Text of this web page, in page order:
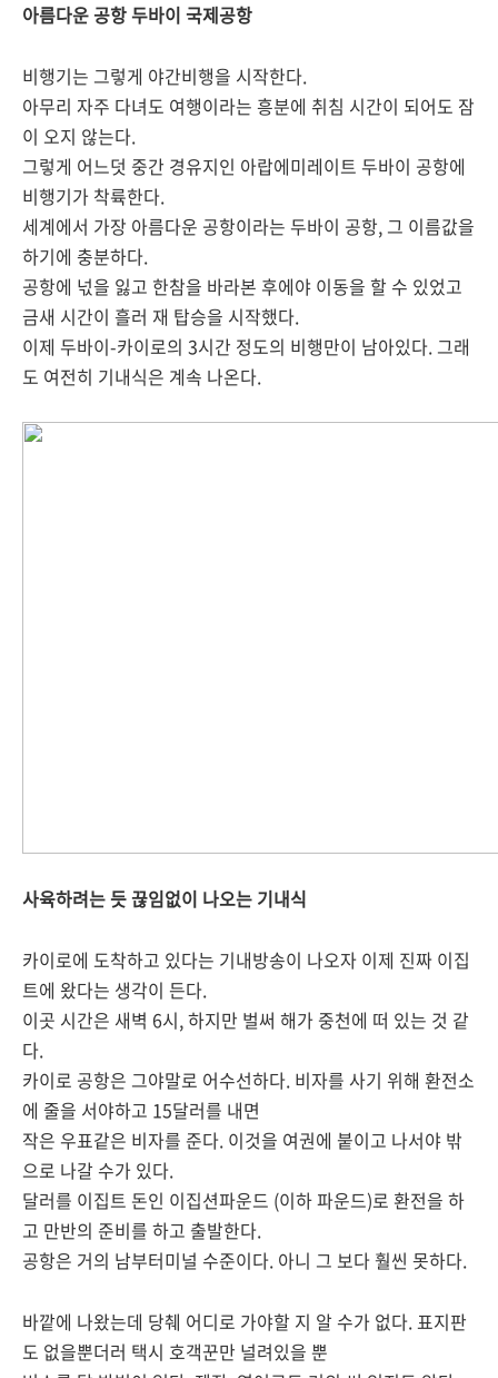
아름다운 공항 두바이 국제공항
비행기는 그렇게 야간비행을 시작한다.
아무리 자주 다녀도 여행이라는 흥분에 취침 시간이 되어도 잠
이 오지 않는다.
그렇게 어느덧 중간 경유지인 아랍에미레이트 두바이 공항에
비행기가 착륙한다.
세계에서 가장 아름다운 공항이라는 두바이 공항, 그 이름값을
하기에 충분하다.
공항에 넋을 잃고 한참을 바라본 후에야 이동을 할 수 있었고
금새 시간이 흘러 재 탑승을 시작했다.
이제 두바이-카이로의 3시간 정도의 비행만이 남아있다. 그래
도 여전히 기내식은 계속 나온다.
사육하려는 듯 끊임없이 나오는 기내식
카이로에 도착하고 있다는 기내방송이 나오자 이제 진짜 이집
트에 왔다는 생각이 든다.
이곳 시간은 새벽 6시, 하지만 벌써 해가 중천에 떠 있는 것 같
다.
카이로 공항은 그야말로 어수선하다. 비자를 사기 위해 환전소
에 줄을 서야하고 15달러를 내면
작은 우표같은 비자를 준다. 이것을 여권에 붙이고 나서야 밖
으로 나갈 수가 있다.
달러를 이집트 돈인 이집션파운드 (이하 파운드)로 환전을 하
고 만반의 준비를 하고 출발한다.
공항은 거의 남부터미널 수준이다. 아니 그 보다 훨씬 못하다.
바깥에 나왔는데 당췌 어디로 가야할 지 알 수가 없다. 표지판
도 없을뿐더러 택시 호객꾼만 널려있을 뿐